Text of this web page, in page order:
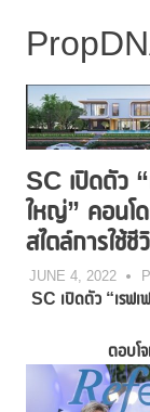
SC เปิดตัว “
ใหญ่” คอนโ
สไตล์การใช้
JUNE 4, 2022
SC เปิดตัว “เรฟเ
ตอบโ